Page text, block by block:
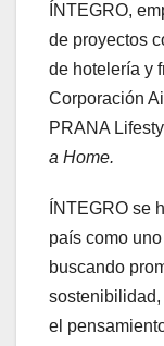
ÍNTEGRO,
de proyectos
de hotelería y
Corporación
PRANA
a Home.
ÍNTEGRO se
país como
buscando
el